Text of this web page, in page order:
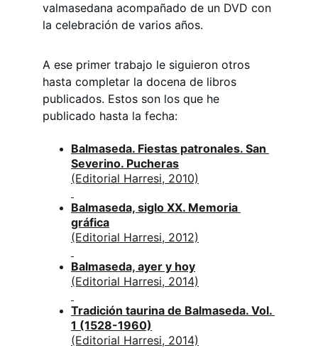
valmasedana acompañado de un DVD con
la celebración de varios años.
A ese primer trabajo le siguieron otros
hasta completar la docena de libros
publicados. Estos son los que he
publicado hasta la fecha:
Balmaseda. Fiestas patronales. San
Severino. Pucheras
(Editorial Harresi, 2010)
Balmaseda, siglo XX. Memoria
gráfica
(Editorial Harresi, 2012)
Balmaseda, ayer y hoy
(Editorial Harresi, 2014)
Tradición taurina de Balmaseda. Vol.
1 (1528-1960)
(Editorial Harresi, 2014)